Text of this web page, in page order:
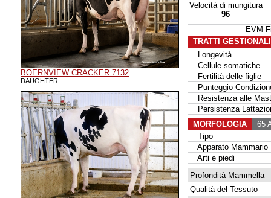
BOERNVIEW CRACKER 7132
DAUGHTER
Velocità di mungitura
96
EVM
TRATTI
Longevità
Cellule somatiche
Fertilità delle figlie
Punteggio
Resistenza alle
Persistenza
MORFOLOGIA
65
Tipo
Apparato Mammario
Arti e piedi
Profondità Mammella
Qualità del Tessuto